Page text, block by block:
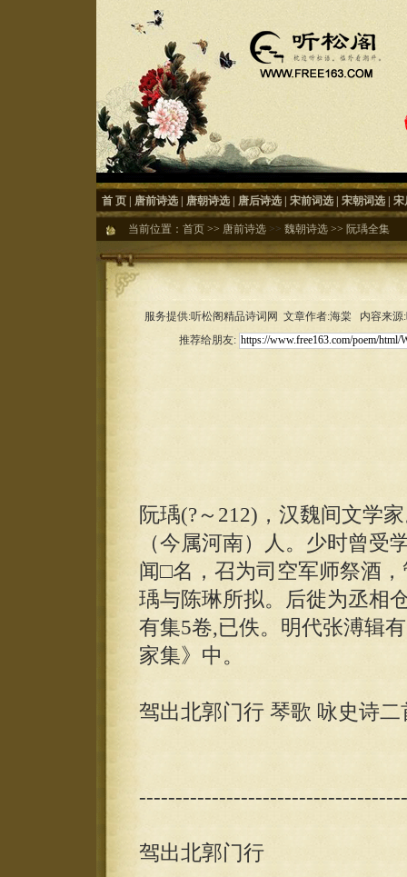
首 页 唐前诗选 唐朝诗选 唐后诗选 宋前词选 宋朝词选 宋
当前位置： 首页 >> 唐前诗选 >> 魏朝诗选 >> 阮瑀全集
服务提供:听松阁精品诗词网 文章作者:海棠 内容来
推荐给朋友:
阮瑀(?～212)，汉魏间文学
（今属河南）人。少时曾受
闻□名，召为司空军师祭酒
瑀与陈琳所拟。后徙为丞相
有集5卷,已佚。明代张溥辑
家集》中。
驾出北郭门行 琴歌 咏史诗
驾出北郭门行